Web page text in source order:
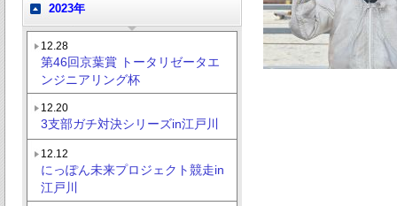
2023年
12.28
第46回京葉賞 トータリゼータエ
ンジニアリング杯
12.20
3支部ガチ対決シリーズin江戸川
12.12
にっぽん未来プロジェクト競走in
江戸川